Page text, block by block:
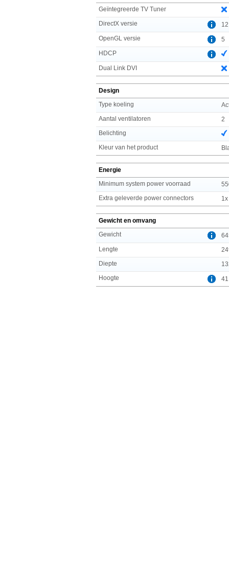
Geïntegreerde TV Tuner
DirectX versie
OpenGL versie
5
HDCP
Dual Link DVI
Design
Type koeling
Aantal ventilatoren
2
Belichting
Kleur van het product
Energie
Minimum system power voorraad
Extra geleverde power connectors
Gewicht en omvang
Gewicht
Lengte
Diepte
Hoogte